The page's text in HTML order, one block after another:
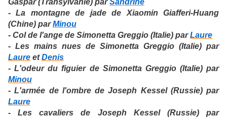
Gaspar (Transylvanie) parSandrine
- La montagne de jade de Xiaomin Giafferi-Huang
(Chine) parMinou
- Col de l'ange de Simonetta Greggio (Italie) parLaure
- Les mains nues de Simonetta Greggio (Italie) par
Laure etDenis
-L'odeur du figuier de Simonetta Greggio (Italie) par
Minou
-L'armée de l'ombre de Joseph Kessel (Russie) par
Laure
-Les cavaliers de Joseph Kessel (Russie) par